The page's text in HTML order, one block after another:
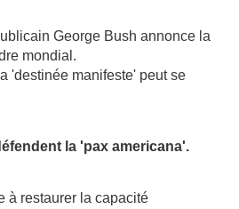
George Bush annonce la
mondial.
'destinée manifeste' peut se
la 'pax americana'.
à restaurer la capacité